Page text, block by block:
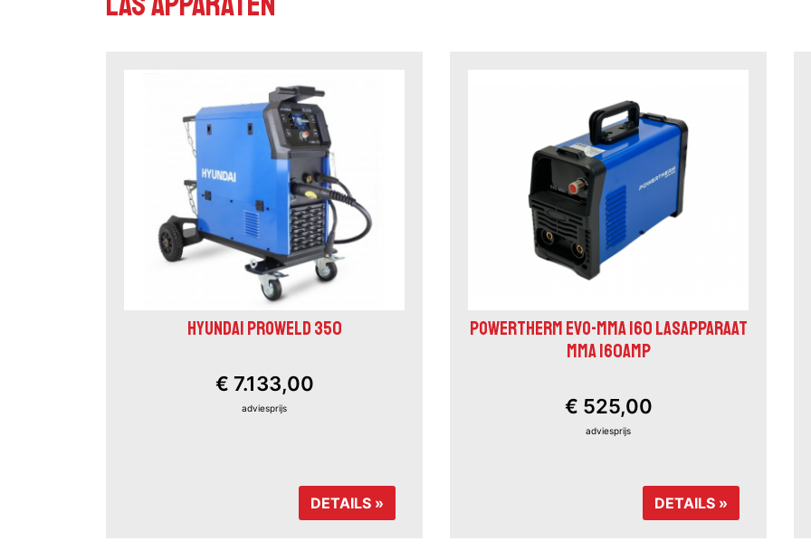
HYUNDAI PROWELD 350
€ 7.133,00
adviesprijs
DETAILS »
POWERTHERM EVO-MMA 160 LASAPPARAAT
MMA 160AMP
€ 525,00
adviesprijs
DETAILS »